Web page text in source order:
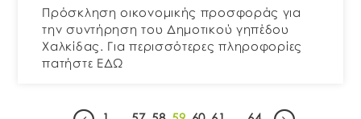
Πρόσκληση οικονομικής προσφοράς για
την συντήρηση του Δημοτικού γηπέδου
Χαλκίδας. Για περισσότερες πληροφορίες
πατήστε ΕΔΩ